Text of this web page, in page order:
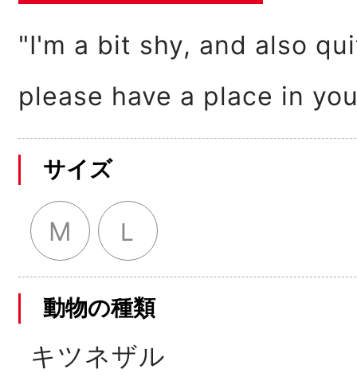
"I'm a bit shy, and also
please have a place in
サイズ
M Ｌ
動物の種類
キツネザル